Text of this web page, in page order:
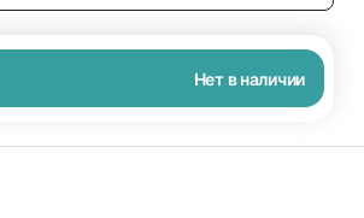
Нет в наличии